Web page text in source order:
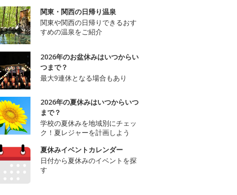
関東・関西の日帰り温泉
関東や関西の日帰りできるおす
すめの温泉をご紹介
2026年のお盆休みはいつからい
つまで？
最大9連休となる場合もあり
2026年の夏休みはいつからいつ
まで？
学校の夏休みを地域別にチェッ
ク！夏レジャーを計画しよう
夏休みイベントカレンダー
日付から夏休みのイベントを探
す